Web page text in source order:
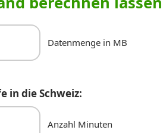
Datenmenge in MB
in die Schweiz:
Anzahl Minuten